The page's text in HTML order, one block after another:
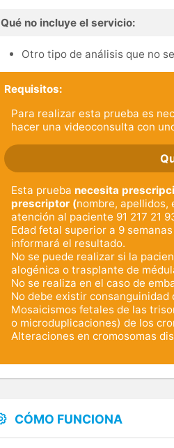
Qué no incluye el servicio:
Otro tipo de análisis que no
Requisitos:
Para realizar esta prueba es
hacer una videoconsulta con
Esta prueba necesita
prescriptor (nombre, apellidos,
atención al paciente 91 217 21
Edad fetal superior a 9
informará el resultado.
No se puede realizar si la
alogénica o trasplante de
No se realiza en el caso de
No debe existir consanguinidad
Mosaicismos fetales de las
o microduplicaciones) de los
Alteraciones en cromosomas
CÓMO FUNCIONA